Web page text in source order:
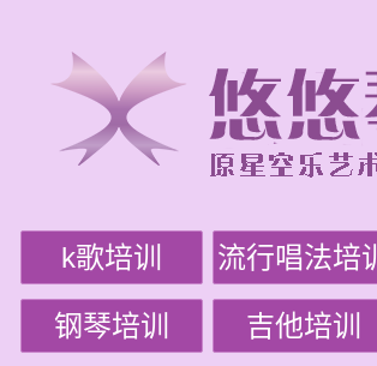
k歌培训 流行唱法培训
钢琴培训 吉他培训